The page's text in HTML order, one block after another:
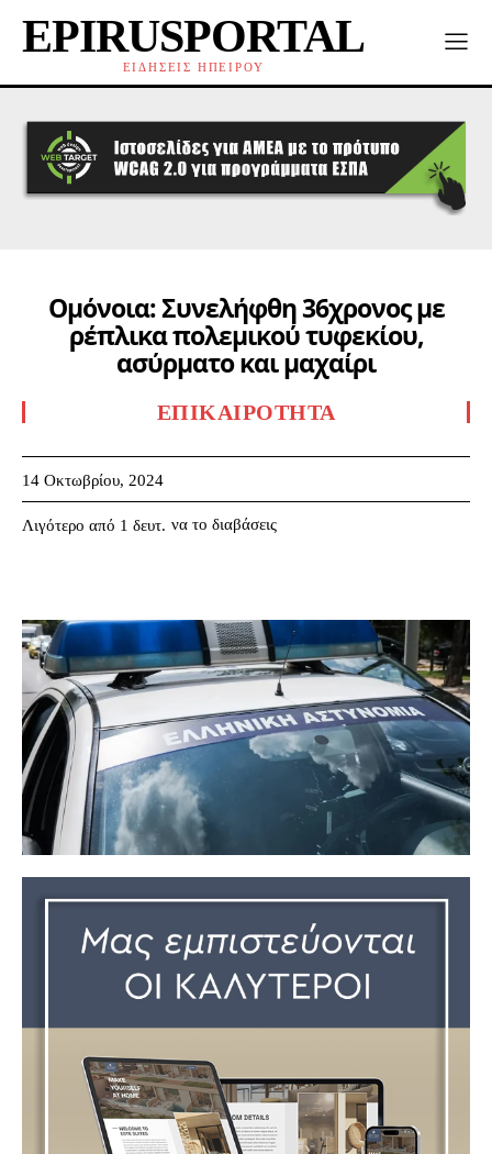
EPIRUSPORTAL
ΕΙΔΗΣΕΙΣ ΗΠΕΙΡΟΥ
Ομόνοια: Συνελήφθη 36χρονος με
ρέπλικα πολεμικού τυφεκίου,
ασύρματο και μαχαίρι
ΕΠΙΚΑΙΡΌΤΗΤΑ
14 Οκτωβρίου, 2024
Λιγότερο από 1 δευτ. να το διαβάσεις